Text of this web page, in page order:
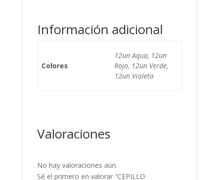
Información adicional
Colores
12un Aqua, 12un
Rojo, 12un Verde,
12un Violeta
Valoraciones
No hay valoraciones aún.
Sé el primero en valorar “CEPILLO